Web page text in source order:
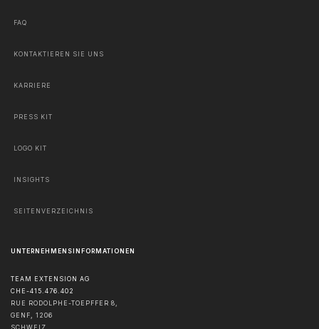
FAQ
KONTAKTIEREN SIE UNS
KARRIERE
PRESS KIT
LOGO KIT
INSIGHTS
SEITENVERZEICHNIS
UNTERNEHMENSINFORMATIONEN
TEAM EXTENSION AG
CHE-415.476.402
RUE RODOLPHE-TOEPFFER 8,
GENF, 1206